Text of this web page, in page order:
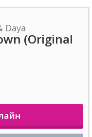
Daya
(Original